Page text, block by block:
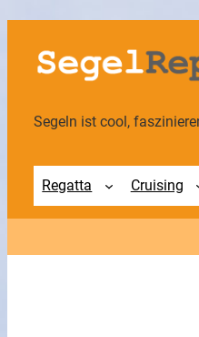
Zum
Inhalt
springen
Segeln ist cool,
Regatta Cruising